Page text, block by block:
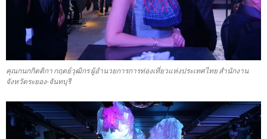
คุณกนกกิตติกา กฤตย์วุฒิกร ผู้อำนวยการการท่องเที่ยวแห่งประเทศไทย สำนักงาน
จังหวัดระยอง-จันทบุรี